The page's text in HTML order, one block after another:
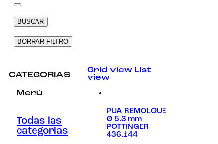
BUSCAR
BORRAR FILTRO
CATEGORIAS
Menú
Todas las
categorias
Grid view List
view
PUA REMOLQUE
Ø 5.3 mm
POTTINGER
436.144
Estas
cookies no
son
Son
necesarias
podamos
mejorar la
funcionalidad